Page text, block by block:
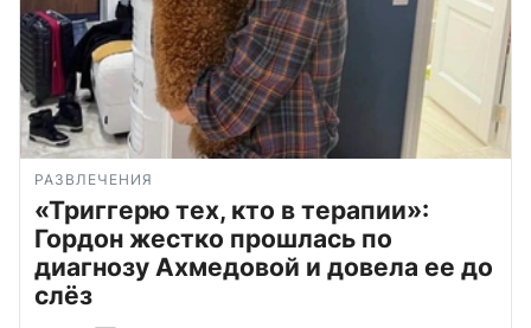
РАЗВЛЕЧЕНИЯ
«Триггерю тех, кто в терапии»:
Гордон жестко прошлась по
диагнозу Ахмедовой и довела ее до
слёз